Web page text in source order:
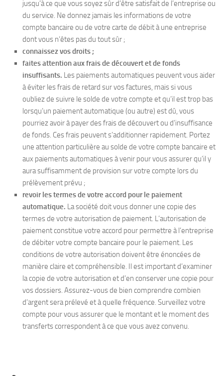
jusqu’à ce que vous soyez sûr d’être satisfait de l’entreprise ou
du service. Ne donnez jamais les informations de votre
compte bancaire ou de votre carte de débit à une entreprise
dont vous n’êtes pas du tout sûr ;
connaissez vos droits ;
faites attention aux frais de découvert et de fonds
insuffisants. Les paiements automatiques peuvent vous aider
à éviter les frais de retard sur vos factures, mais si vous
oubliez de suivre le solde de votre compte et qu’il est trop bas
lorsqu’un paiement automatique (ou autre) est dû, vous
pourriez avoir à payer des frais de découvert ou d’insuffisance
de fonds. Ces frais peuvent s’additionner rapidement. Portez
une attention particulière au solde de votre compte bancaire et
aux paiements automatiques à venir pour vous assurer qu’il y
aura suffisamment de provision sur votre compte lors du
prélèvement prévu ;
revoir les termes de votre accord pour le paiement
automatique. La société doit vous donner une copie des
termes de votre autorisation de paiement. L’autorisation de
paiement constitue votre accord pour permettre à l’entreprise
de débiter votre compte bancaire pour le paiement. Les
conditions de votre autorisation doivent être énoncées de
manière claire et compréhensible. Il est important d’examiner
la copie de votre autorisation et d’en conserver une copie pour
vos dossiers. Assurez-vous de bien comprendre combien
d’argent sera prélevé et à quelle fréquence. Surveillez votre
compte pour vous assurer que le montant et le moment des
transferts correspondent à ce que vous avez convenu.